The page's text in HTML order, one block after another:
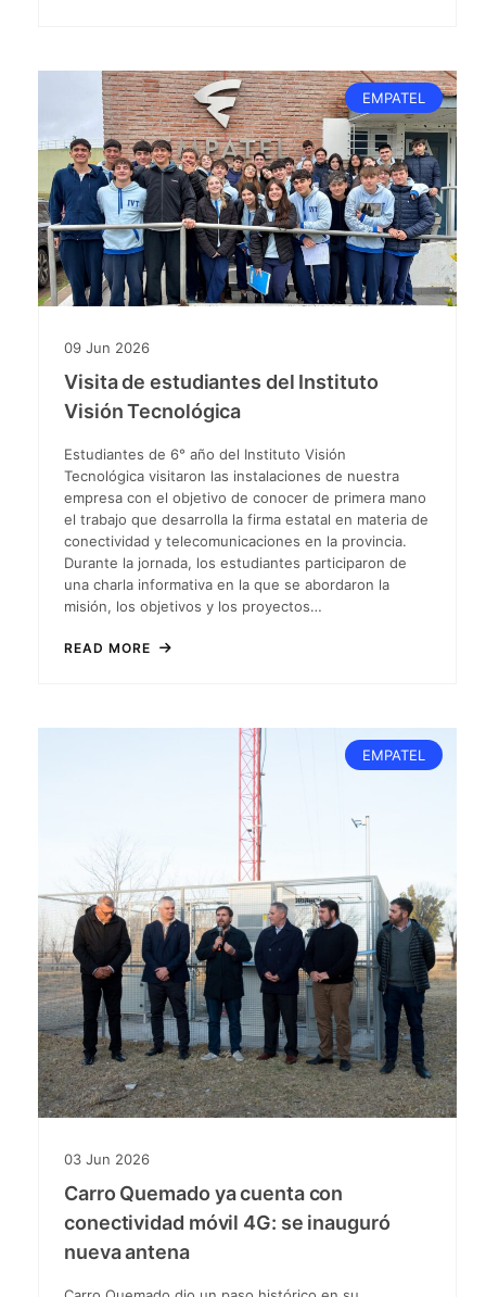
EMPATEL
09 Jun 2026
Visita de estudiantes del Instituto
Visión Tecnológica
Estudiantes de 6° año del Instituto Visión
Tecnológica visitaron las instalaciones de nuestra
empresa con el objetivo de conocer de primera mano
el trabajo que desarrolla la firma estatal en materia de
conectividad y telecomunicaciones en la provincia.
Durante la jornada, los estudiantes participaron de
una charla informativa en la que se abordaron la
misión, los objetivos y los proyectos…
READ MORE
EMPATEL
03 Jun 2026
Carro Quemado ya cuenta con
conectividad móvil 4G: se inauguró
nueva antena